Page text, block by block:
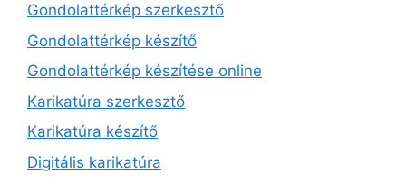
Gondolattérkép szerkesztő
Gondolattérkép készítő
Gondolattérkép készítése online
Karikatúra szerkesztő
Karikatúra készítő
Digitális karikatúra